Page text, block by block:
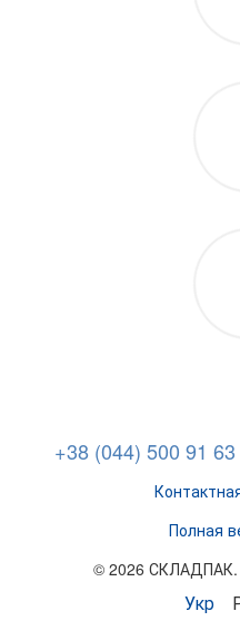
+38 (044) 500 91 63
Полная
© 2026
Укр